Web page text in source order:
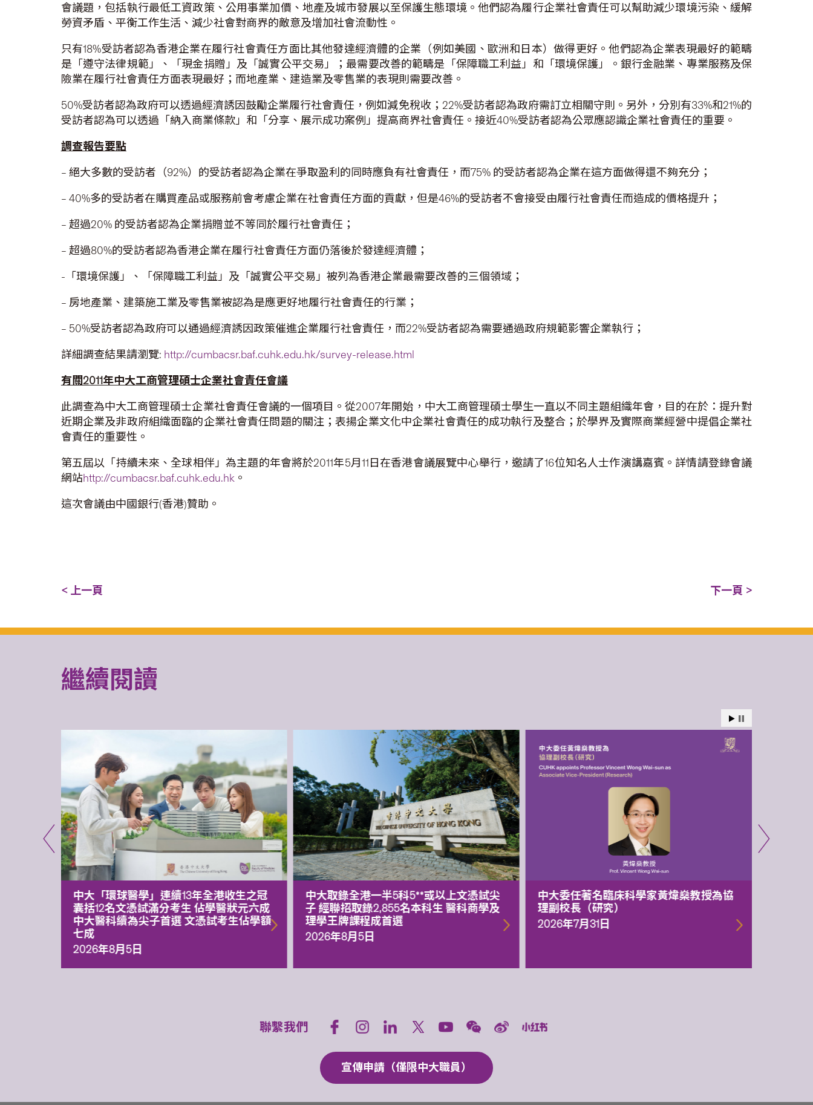
會議題，包括執行最低工資政策、公用事業加價、地產及城市發展以至保護生態環境。他們認為履行企業社會責任可以幫助減少環境污染、緩解
勞資矛盾、平衡工作生活、減少社會對商界的敵意及增加社會流動性。
只有18%受訪者認為香港企業在履行社會責任方面比其他發達經濟體的企業（例如美國、歐洲和日本）做得更好。他們認為企業表現最好的範疇
是「遵守法律規範」、「現金捐贈」及「誠實公平交易」；最需要改善的範疇是「保障職工利益」和「環境保護」。銀行金融業、專業服務及保
險業在履行社會責任方面表現最好；而地產業、建造業及零售業的表現則需要改善。
50%受訪者認為政府可以透過經濟誘因鼓勵企業履行社會責任，例如減免稅收；22%受訪者認為政府需訂立相關守則。另外，分別有33%和21%的
受訪者認為可以透過「納入商業條款」和「分享、展示成功案例」提高商界社會責任。接近40%受訪者認為公眾應認識企業社會責任的重要。
調查報告要點
– 絕大多數的受訪者（92%）的受訪者認為企業在爭取盈利的同時應負有社會責任，而75% 的受訪者認為企業在這方面做得還不夠充分；
– 40%多的受訪者在購買產品或服務前會考慮企業在社會責任方面的貢獻，但是46%的受訪者不會接受由履行社會責任而造成的價格提升；
– 超過20% 的受訪者認為企業捐贈並不等同於履行社會責任；
– 超過80%的受訪者認為香港企業在履行社會責任方面仍落後於發達經濟體；
-「環境保護」、「保障職工利益」及「誠實公平交易」被列為香港企業最需要改善的三個領域；
– 房地產業、建築施工業及零售業被認為是應更好地履行社會責任的行業；
– 50%受訪者認為政府可以通過經濟誘因政策催進企業履行社會責任，而22%受訪者認為需要通過政府規範影響企業執行；
詳細調查結果請瀏覽: http://cumbacsr.baf.cuhk.edu.hk/survey-release.html
有關2011年中大工商管理碩士企業社會責任會議
此調查為中大工商管理碩士企業社會責任會議的一個項目。從2007年開始，中大工商管理碩士學生一直以不同主題組織年會，目的在於：提升對
近期企業及非政府組織面臨的企業社會責任問題的關注；表揚企業文化中企業社會責任的成功執行及整合；於學界及實際商業經營中提倡企業社
會責任的重要性。
第五屆以「持續未來、全球相伴」為主題的年會將於2011年5月11日在香港會議展覽中心舉行，邀請了16位知名人士作演講嘉賓。詳情請登錄會議
網站http://cumbacsr.baf.cuhk.edu.hk。
這次會議由中國銀行(香港)贊助。
< 上一頁 下一頁 >
繼續閱讀
中大「環球醫學」連續13年全港收生之冠
囊括12名文憑試滿分考生 佔學醫狀元六成
中大醫科續為尖子首選 文憑試考生佔學額
七成
2026年8月5日
中大取錄全港一半5科5**或以上文憑試尖
子 經聯招取錄2,855名本科生 醫科商學及
理學王牌課程成首選
2026年8月5日
中大委任著名臨床科學家黃煒燊教授為協
理副校長（研究）
2026年7月31日
聯繫我們
宣傳申請（僅限中大職員）